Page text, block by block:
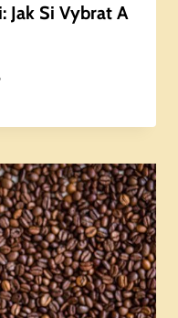
Jak Si Vybrat A